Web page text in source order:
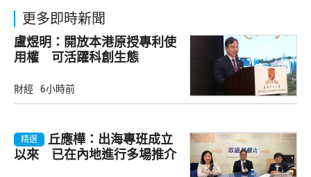
更多即時新聞
盧煜明：開放本港原授專利使
用權 可活躍科創生態
財經 6小時前
精選
丘應樺：出海專班成立
以來 已在內地進行多場推介